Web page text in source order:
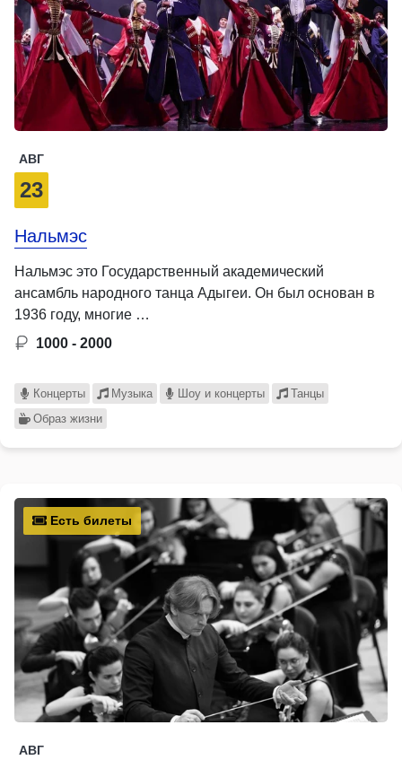
АВГ
23
Нальмэс
Нальмэс это Государственный академический
ансамбль народного танца Адыгеи. Он был основан в
1936 году, многие …
1000 - 2000
Концерты Музыка Шоу и концерты
Танцы
Образ жизни
Есть билеты
АВГ